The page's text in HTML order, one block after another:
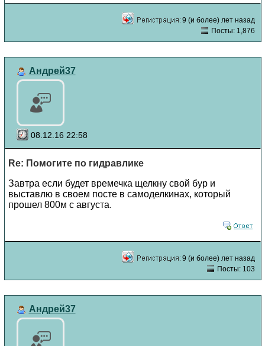
9 (и более) лет назад
Посты: 1,876
Андрей37
08.12.16 22:58
Re: Помогите по гидравлике
Завтра если будет времечка щелкну свой бур и
выставлю в своем посте в самоделкинах, который
прошел 800м с августа.
9 (и более) лет назад
Посты: 103
Андрей37